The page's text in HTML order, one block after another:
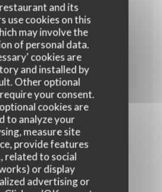
and its
use cookies on this
may involve the
of personal data.
cookies are
and installed by
Other optional
your consent.
cookies are
to analyze your
measure site
provide features
related to social
or display
advertising or
Brasérade
et de volaille à cuire soi-même
23,50 EUR
Potence
flambée au whisky, sur table
de son gratin savoyard.